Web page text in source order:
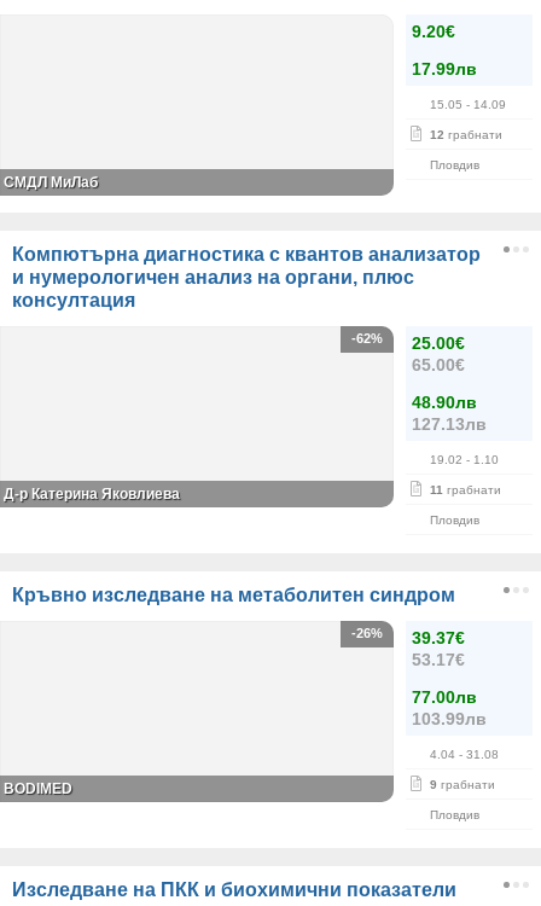
9.20€
17.99лв
15.05 - 14.09
12 грабнати
Пловдив
СМДЛ МиЛаб
Компютърна диагностика с квантов анализатор
и нумерологичен анализ на органи, плюс
консултация
25.00€
65.00€
48.90лв
127.13лв
19.02 - 1.10
11 грабнати
Пловдив
-62%
Д-р Катерина Яковлиева
Кръвно изследване на метаболитен синдром
39.37€
53.17€
77.00лв
103.99лв
4.04 - 31.08
9 грабнати
Пловдив
-26%
BODIMED
Изследване на ПКК и биохимични показатели